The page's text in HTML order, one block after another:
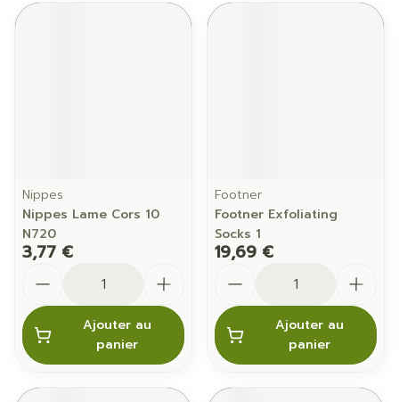
Nippes
Nippes Lame Cors 10
N720
3,77 €
Ajouter au
panier
Footner
Footner Exfoliating
Socks 1
19,69 €
Ajouter au
panier